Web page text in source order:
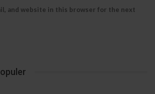
and website in this browser for the next